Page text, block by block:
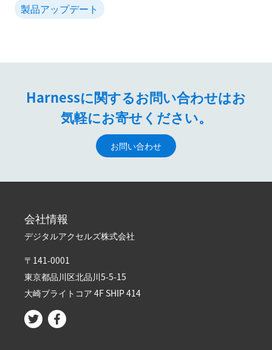
製品アップデート
Harnessに関するお問い合わせはお
気軽にお寄せください。
お問い合わせ
会社情報
デジタルアクセルズ株式会社
〒141-0001
東京都品川区北品川5-5-15​
大崎ブライトコア 4F SHIP 414